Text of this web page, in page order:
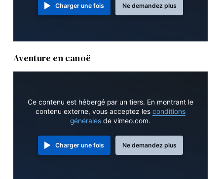
Charger une fois Ne demandez plus
Aventure en canoë
Ce contenu est hébergé par un tiers. En montrant le
contenu externe, vous acceptez les conditions
générales de vimeo.com.
Charger une fois Ne demandez plus